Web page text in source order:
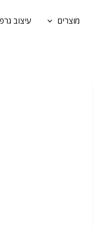
מוצרים עיצוב